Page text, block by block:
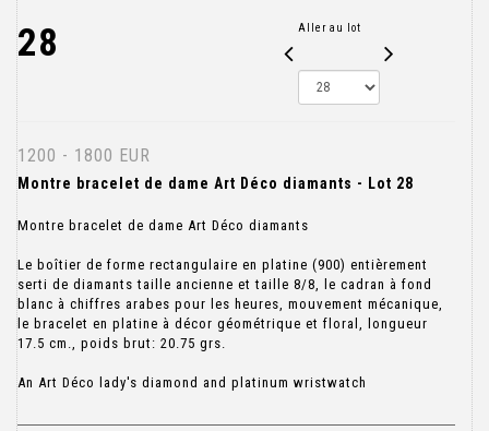
28 Aller au lot
1200 - 1800 EUR
Montre bracelet de dame Art Déco diamants - Lot 28
Montre bracelet de dame Art Déco diamants
Le boîtier de forme rectangulaire en platine (900) entièrement
serti de diamants taille ancienne et taille 8/8, le cadran à fond
blanc à chiffres arabes pour les heures, mouvement mécanique,
le bracelet en platine à décor géométrique et floral, longueur
17.5 cm., poids brut: 20.75 grs.
An Art Déco lady's diamond and platinum wristwatch